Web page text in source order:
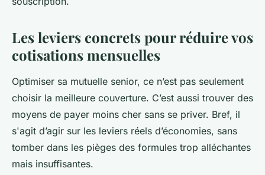
Les leviers concrets pour réduire vos
cotisations mensuelles
Optimiser sa mutuelle senior, ce n’est pas seulement
choisir la meilleure couverture. C’est aussi trouver des
moyens de payer moins cher sans se priver. Bref, il
s'agit d’agir sur les leviers réels d’économies, sans
tomber dans les pièges des formules trop alléchantes
mais insuffisantes.